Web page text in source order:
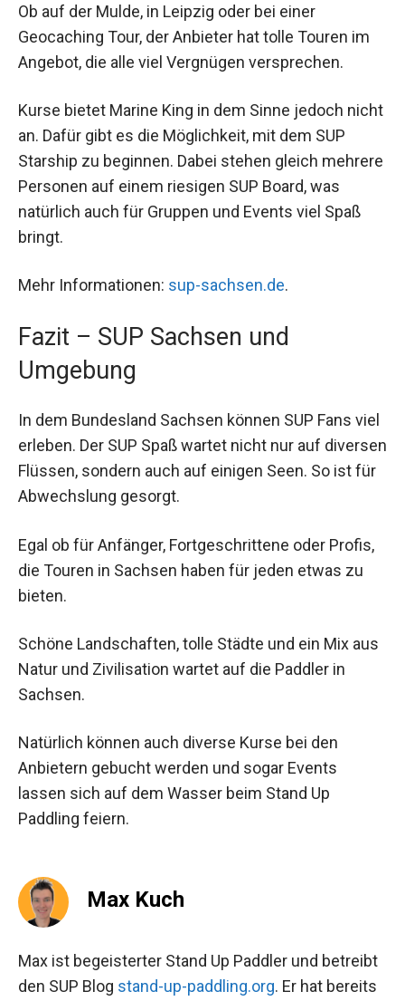
Ob auf der Mulde, in Leipzig oder bei einer
Geocaching Tour, der Anbieter hat tolle Touren im
Angebot, die alle viel Vergnügen versprechen.
Kurse bietet Marine King in dem Sinne jedoch nicht
an. Dafür gibt es die Möglichkeit, mit dem SUP
Starship zu beginnen. Dabei stehen gleich mehrere
Personen auf einem riesigen SUP Board, was
natürlich auch für Gruppen und Events viel Spaß
bringt.
Mehr Informationen: sup-sachsen.de.
Fazit – SUP Sachsen und
Umgebung
In dem Bundesland Sachsen können SUP Fans viel
erleben. Der SUP Spaß wartet nicht nur auf diversen
Flüssen, sondern auch auf einigen Seen. So ist für
Abwechslung gesorgt.
Egal ob für Anfänger, Fortgeschrittene oder Profis,
die Touren in Sachsen haben für jeden etwas zu
bieten.
Schöne Landschaften, tolle Städte und ein Mix aus
Natur und Zivilisation wartet auf die Paddler in
Sachsen.
Natürlich können auch diverse Kurse bei den
Anbietern gebucht werden und sogar Events
lassen sich auf dem Wasser beim Stand Up
Paddling feiern.
Max Kuch
Max ist begeisterter Stand Up Paddler und betreibt
den SUP Blog stand-up-paddling.org. Er hat bereits